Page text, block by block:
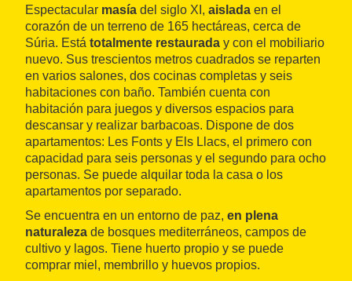
Espectacular masía del siglo XI, aislada en el
corazón de un terreno de 165 hectáreas, cerca de
Súria. Está totalmente restaurada y con el mobiliario
nuevo. Sus trescientos metros cuadrados se reparten
en varios salones, dos cocinas completas y seis
habitaciones con baño. También cuenta con
habitación para juegos y diversos espacios para
descansar y realizar barbacoas. Dispone de dos
apartamentos: Les Fonts y Els Llacs, el primero con
capacidad para seis personas y el segundo para ocho
personas. Se puede alquilar toda la casa o los
apartamentos por separado.
Se encuentra en un entorno de paz, en plena
naturaleza de bosques mediterráneos, campos de
cultivo y lagos. Tiene huerto propio y se puede
comprar miel, membrillo y huevos propios.